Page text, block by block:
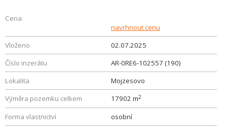
Cena
navrhnout cenu
Vloženo
02.07.2025
Číslo inzerátu
AR-0RE6-102557 (190)
Lokalita
Mojzesovo
Výměra pozemku celkem
17902 m2
Forma vlastnictví osobní